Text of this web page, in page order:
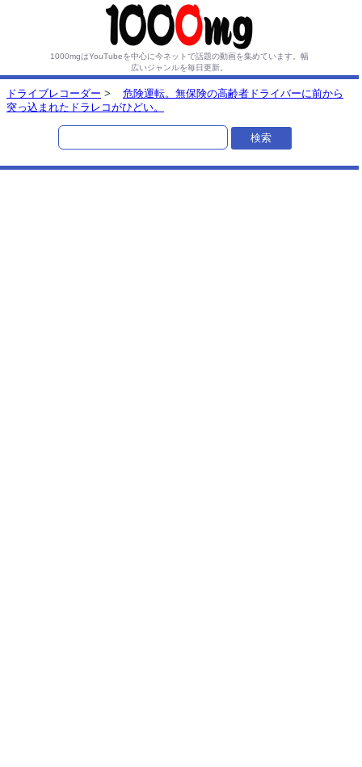
1000mgはYouTubeを中心に今ネットで話題の動画を集めています。 幅
広いジャンルを毎日更新。
ドライブレコーダー >
危険運転。無保険の高齢者ドライバーに前から
突っ込まれたドラレコがひどい。